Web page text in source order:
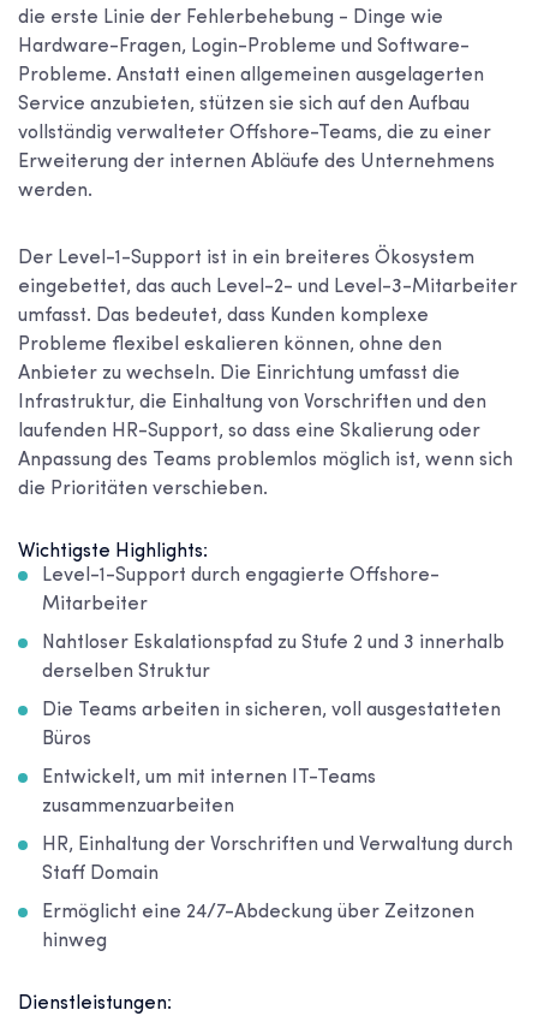
die erste Linie der Fehlerbehebung - Dinge wie
Hardware-Fragen, Login-Probleme und Software-
Probleme. Anstatt einen allgemeinen ausgelagerten
Service anzubieten, stützen sie sich auf den Aufbau
vollständig verwalteter Offshore-Teams, die zu einer
Erweiterung der internen Abläufe des Unternehmens
werden.
Der Level-1-Support ist in ein breiteres Ökosystem
eingebettet, das auch Level-2- und Level-3-Mitarbeiter
umfasst. Das bedeutet, dass Kunden komplexe
Probleme flexibel eskalieren können, ohne den
Anbieter zu wechseln. Die Einrichtung umfasst die
Infrastruktur, die Einhaltung von Vorschriften und den
laufenden HR-Support, so dass eine Skalierung oder
Anpassung des Teams problemlos möglich ist, wenn sich
die Prioritäten verschieben.
Wichtigste Highlights:
Level-1-Support durch engagierte Offshore-
Mitarbeiter
Nahtloser Eskalationspfad zu Stufe 2 und 3 innerhalb
derselben Struktur
Die Teams arbeiten in sicheren, voll ausgestatteten
Büros
Entwickelt, um mit internen IT-Teams
zusammenzuarbeiten
HR, Einhaltung der Vorschriften und Verwaltung durch
Staff Domain
Ermöglicht eine 24/7-Abdeckung über Zeitzonen
hinweg
Dienstleistungen: